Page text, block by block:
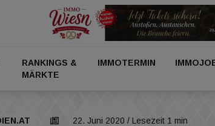
RANKINGS &
MÄRKTE
IMMOTERMIN
22. Juni 2020 / Lesezeit 1 min